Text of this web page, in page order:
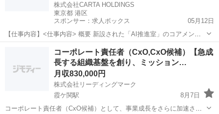
株式会社CARTA HOLDINGS
東京都 港区
スポンサー：求人ボックス
05月12日
【仕事内容】<仕事内容> 概要 新設された「AI推進室」のコアメンバ
ーとして、生成AI技術を活用し、グループ全体の生産性向上と新たな
事業価値創出をミッションとするプロジェクトの企画・推進を担って
いただきます。 詳細 ・全社横断での...
コーポレート責任者（CxO,CxO候補）【急成
長する組織基盤を創り、ミッション…
月収830,000円
株式会社リーディングマーク
霞ケ関駅
8月7日
コーポレート責任者（CxO候補）として、事業成長をさらに加速させ